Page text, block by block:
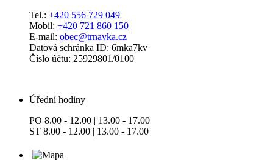
Tel.: +420 556 729 049
Mobil: +420 721 860 150
E-mail: obec@trnavka.cz
Datová schránka ID: 6mka7kv
Číslo účtu: 25929801/0100
Úřední hodiny
PO 8.00 - 12.00 | 13.00 - 17.00
ST 8.00 - 12.00 | 13.00 - 17.00